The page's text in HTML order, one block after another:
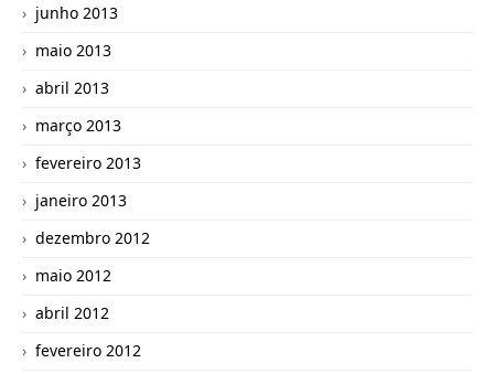
junho 2013
maio 2013
abril 2013
março 2013
fevereiro 2013
janeiro 2013
dezembro 2012
maio 2012
abril 2012
fevereiro 2012